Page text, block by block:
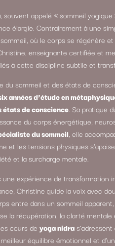
, souvent appelé « sommeil
élargie. Contrairement à une
où le corps se régénère
enseignante certifiée et
à cette discipline subtile et
du sommeil et des états de
années d’étude en
de conscience. Sa pratique
du corps énergétique,
du sommeil, elle
et les tensions physiques
et la surcharge mentale.
une expérience de transformation
Christine guide la voix avec
entre dans un sommeil
la récupération, la clarté
cours de yoga nidra
équilibre émotionnel et